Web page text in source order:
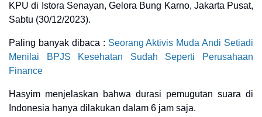
KPU di Istora Senayan, Gelora Bung Karno, Jakarta Pusat,
Sabtu (30/12/2023).
Paling banyak dibaca : Seorang Aktivis Muda Andi Setiadi
Menilai BPJS Kesehatan Sudah Seperti Perusahaan
Finance
Hasyim menjelaskan bahwa durasi pemugutan suara di
Indonesia hanya dilakukan dalam 6 jam saja.